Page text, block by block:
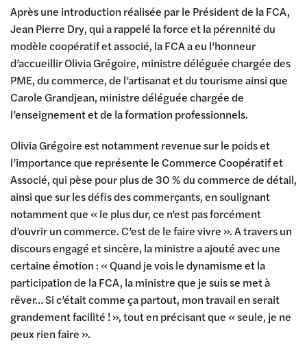
Après une introduction réalisée par le Président de la FCA,
Jean Pierre Dry, qui a rappelé la force et la pérennité du
modèle coopératif et associé, la FCA a eu l’honneur
d’accueillir Olivia Grégoire, ministre déléguée chargée des
PME, du commerce, de l’artisanat et du tourisme ainsi que
Carole Grandjean, ministre déléguée chargée de
l’enseignement et de la formation professionnels.
Olivia Grégoire est notamment revenue sur le poids et
l’importance que représente le Commerce Coopératif et
Associé, qui pèse pour plus de 30 % du commerce de détail,
ainsi que sur les défis des commerçants, en soulignant
notamment que « le plus dur, ce n’est pas forcément
d’ouvrir un commerce. C’est de le faire vivre ». A travers un
discours engagé et sincère, la ministre a ajouté avec une
certaine émotion : « Quand je vois le dynamisme et la
participation de la FCA, la ministre que je suis se met à
rêver… Si c’était comme ça partout, mon travail en serait
grandement facilité ! », tout en précisant que « seule, je ne
peux rien faire ».